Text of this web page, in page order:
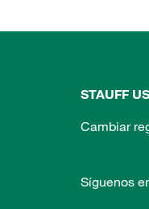
STAUFF
Cambiar
Síguenos